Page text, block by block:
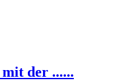
der ......